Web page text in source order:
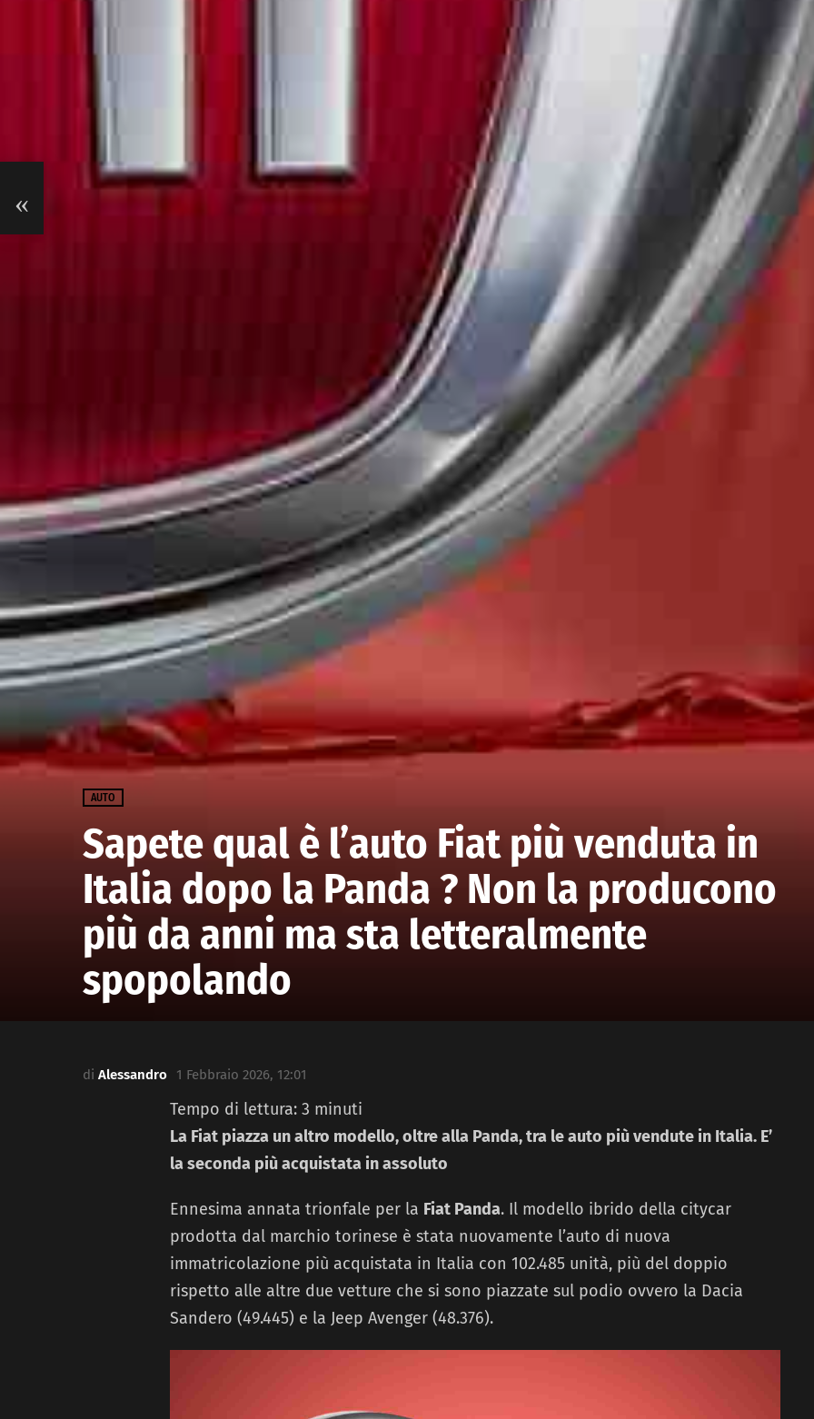
AUTO
Sapete qual è l’auto Fiat più venduta in
Italia dopo la Panda ? Non la producono
più da anni ma sta letteralmente
spopolando
di Alessandro 1 Febbraio 2026, 12:01
Tempo di lettura: 3 minuti
La Fiat piazza un altro modello, oltre alla Panda, tra le auto più vendute in Italia. E’
la seconda più acquistata in assoluto
Ennesima annata trionfale per la Fiat Panda. Il modello ibrido della citycar
prodotta dal marchio torinese è stata nuovamente l’auto di nuova
immatricolazione più acquistata in Italia con 102.485 unità, più del doppio
rispetto alle altre due vetture che si sono piazzate sul podio ovvero la Dacia
Sandero (49.445) e la Jeep Avenger (48.376).